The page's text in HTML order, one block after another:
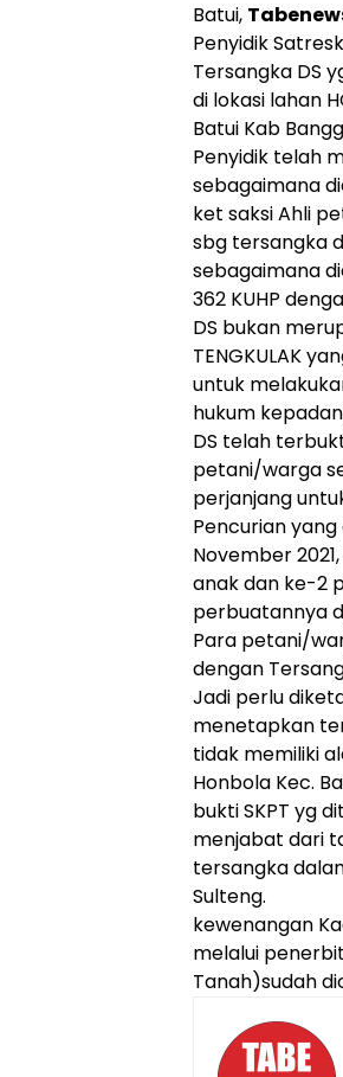
Batui,
Penyidik
Tersangka DS
di lokasi lahan
Batui Kab
Penyidik telah
sebagaimana
ket saksi Ahli
sbg tersangka
sebagaimana
362 KUHP
DS bukan
TENGKULAK
untuk
hukum
DS telah
petani/warga
perjanjang
Pencurian
November
anak dan ke-2
perbuatannya
Para petani/
dengan
Jadi perlu
menetapkan
tidak memiliki
Honbola Kec.
bukti SKPT yg
menjabat dari
tersangka
Sulteng.
kewenangan
melalui
Tanah)sudah